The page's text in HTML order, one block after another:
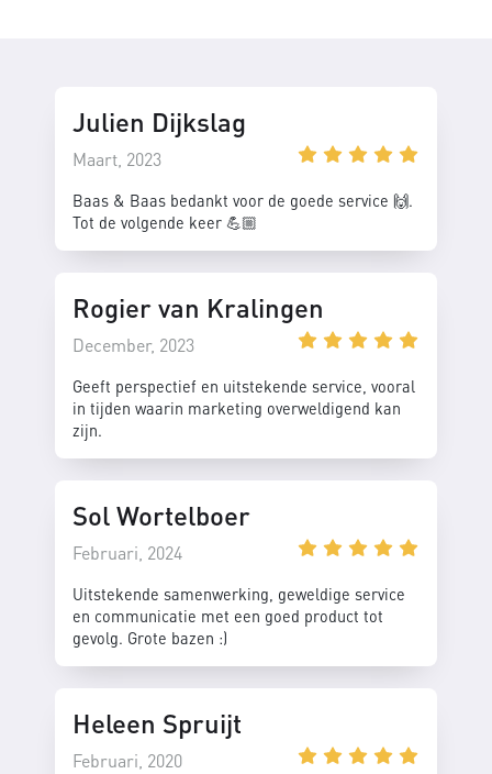
Julien Dijkslag
Maart, 2023
Baas & Baas bedankt voor de goede service 🙌.
Tot de volgende keer 💪🏼
Rogier van Kralingen
December, 2023
Geeft perspectief en uitstekende service, vooral
in tijden waarin marketing overweldigend kan
zijn.
Sol Wortelboer
Februari, 2024
Uitstekende samenwerking, geweldige service
en communicatie met een goed product tot
gevolg. Grote bazen :)
Heleen Spruijt
Februari, 2020